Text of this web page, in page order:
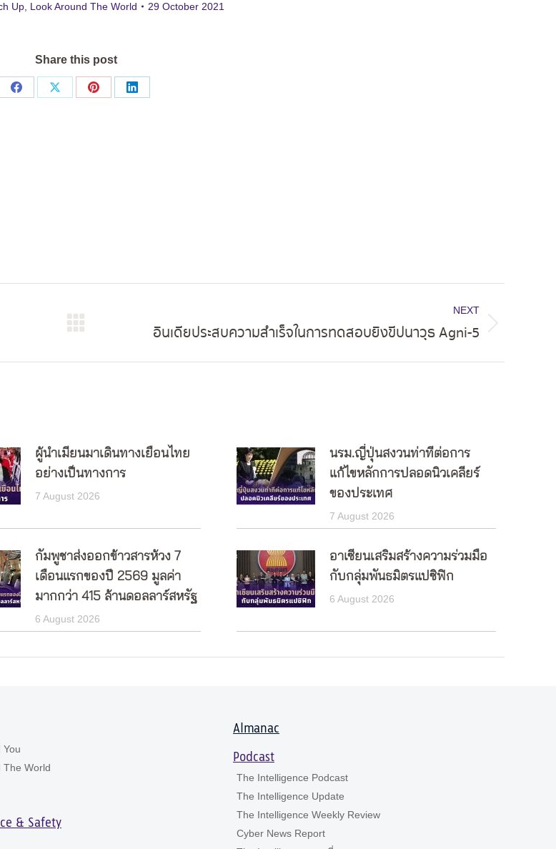
Up Look Around The World 29 October 2021
Share this post
Share
Share
Share
Share
NEXT
อินเดียประสบความสำเร็จในการทดสอบยิงขีปนาวุธ Agni-5
ผู้นำเมียนมาเดินทางเยือนไทย
อย่างเป็นทางการ
7 August 2026
นรม.ญี่ปุ่นสงวนท่าทีต่อการ
แก้ไขหลักการปลอดนิวเคลียร์
ของประเทศ
7 August 2026
กัมพูชาส่งออกข้าวสารห้วง 7
เดือนแรกของปี 2569 มูลค่า
มากกว่า 415 ล้านดอลลาร์สหรัฐ
6 August 2026
อาเซียนเสริมสร้างความร่วมมือ
กับกลุ่มพันธมิตรแปซิฟิก
6 August 2026
You
The World
& Safety
Almanac
Podcast
The Intelligence Podcast
The Intelligence Update
The Intelligence Weekly Review
Cyber News Report